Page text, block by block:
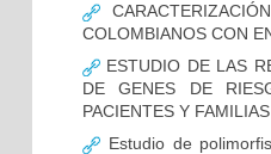
COLOMBIANOS CON
ESTUDIO DE LAS
DE GENES DE
PACIENTES Y
Estudio de